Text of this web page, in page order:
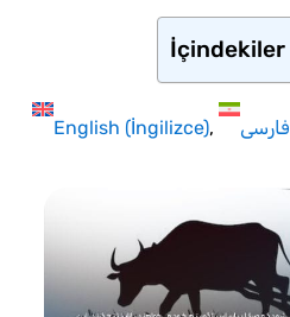
İçindekiler
English (İngilizce) فارسی